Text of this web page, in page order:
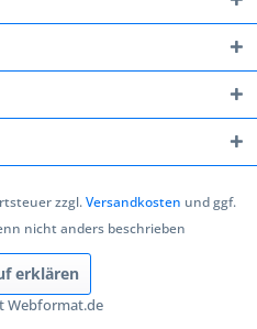
zzgl.Versandkosten und ggf.
nicht anders beschrieben
erklären
Webformat.de